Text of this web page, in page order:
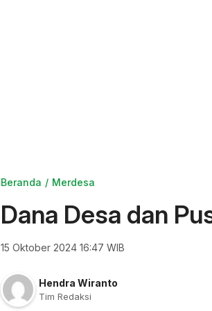
Beranda Merdesa
Dana Desa dan
15 Oktober 2024 16:47 WIB
Hendra Wiranto
Tim Redaksi